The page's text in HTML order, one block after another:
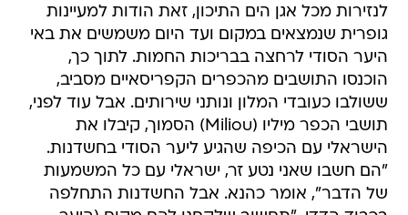
לנזירות מכל אגן הים התיכון, זאת הודות למעיינות
גופרית שנמצאים במקום ועד היום משמשים את באי
היער הסודי לרחצה בבריכות החמות. לתוך כך,
הוכנסו התושבים מהכפרים הקפריסאיים מסביב,
ששולבו כעובדי המלון ונותני שירותים. אבל עוד לפני,
תושבי הכפר מיליו (Miliou) הסמוך, קיבלו את
הישראלי עם הכיפה שהגיע ליער הסודי בחשדנות.
"הם חשבו שאני נטע זר, ישראלי עם כל המשמעות
של הדבר", אומר כהנא. אבל החשדנות התחלפה